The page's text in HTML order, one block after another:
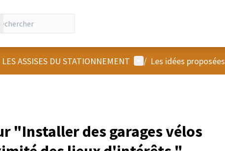
LES ASSISES DU STATIONNEMENT Menu utilisateur
/ Les idées proposées
"Installer des garages vélos